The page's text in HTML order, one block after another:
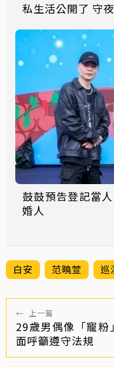
私生活公開了 守
鼓鼓預告登記當
婚人
白安 范曉萱 巡
← 上一篇
29歲男偶像「寵
面呼籲遵守法規